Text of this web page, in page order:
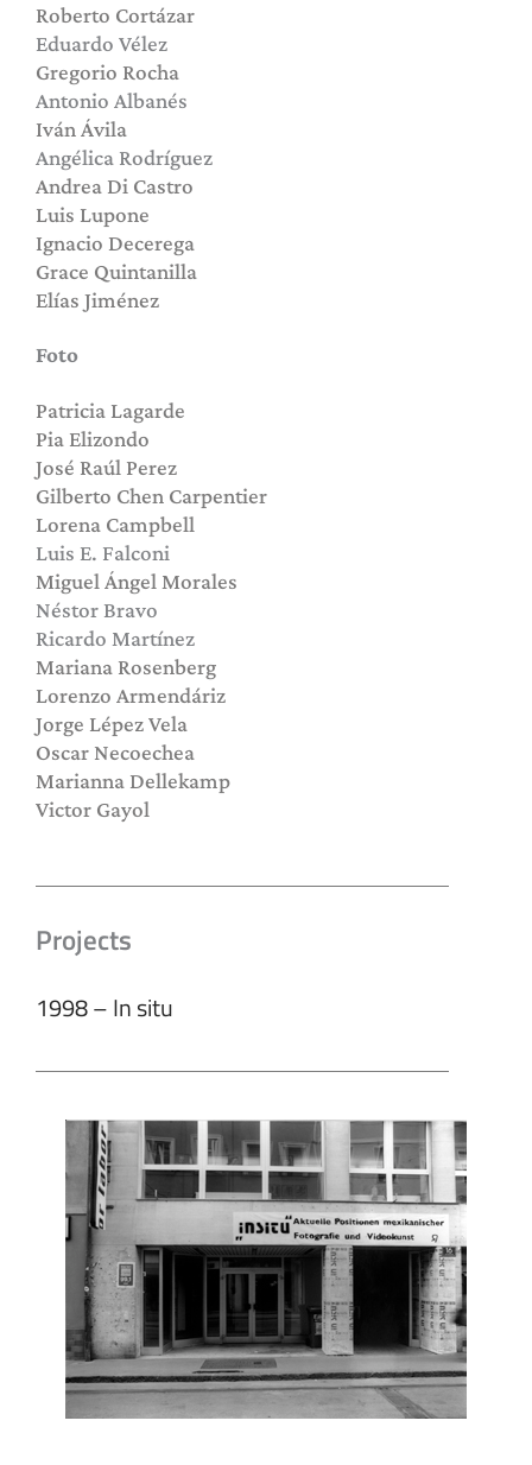
Roberto Cortázar
Eduardo Vélez
Gregorio Rocha
Antonio Albanés
Iván Ávila
Angélica Rodríguez
Andrea Di Castro
Luis Lupone
Ignacio Decerega
Grace Quintanilla
Elías Jiménez
Foto
Patricia Lagarde
Pia Elizondo
José Raúl Perez
Gilberto Chen Carpentier
Lorena Campbell
Luis E. Falconi
Miguel Ángel Morales
Néstor Bravo
Ricardo Martínez
Mariana Rosenberg
Lorenzo Armendáriz
Jorge Lépez Vela
Oscar Necoechea
Marianna Dellekamp
Victor Gayol
Projects
1998 – In situ